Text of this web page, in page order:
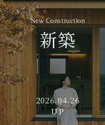
New Construction
新築
2026.04.26
UP